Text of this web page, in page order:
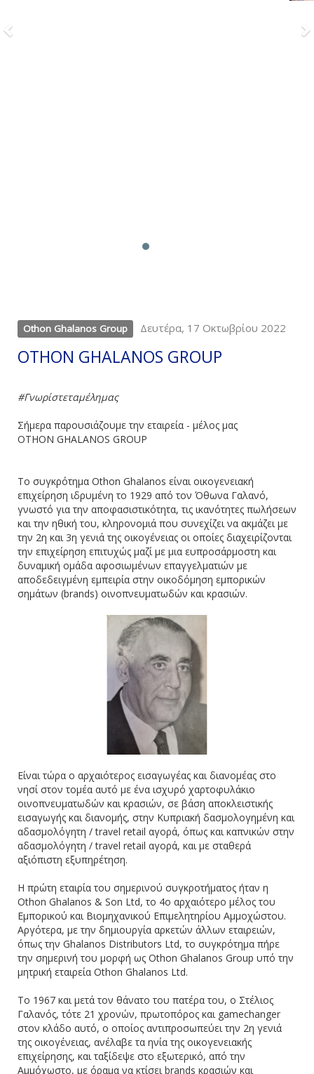
Othon Ghalanos Group Δευτέρα, 17 Οκτωβρίου 2022
OTHON GHALANOS GROUP
#Γνωρίστεταμέλημας
Σήμερα παρουσιάζουμε την εταιρεία - μέλος μας
OTHON GHALANOS GROUP
Το συγκρότημα Othon Ghalanos είναι οικογενειακή
επιχείρηση ιδρυμένη το 1929 από τον Όθωνα Γαλανό,
γνωστό για την αποφασιστικότητα, τις ικανότητες πωλήσεων
και την ηθική του, κληρονομιά που συνεχίζει να ακμάζει με
την 2η και 3η γενιά της οικογένειας οι οποίες διαχειρίζονται
την επιχείρηση επιτυχώς μαζί με μια ευπροσάρμοστη και
δυναμική ομάδα αφοσιωμένων επαγγελματιών με
αποδεδειγμένη εμπειρία στην οικοδόμηση εμπορικών
σημάτων (brands) οινοπνευματωδών και κρασιών.
Είναι τώρα ο αρχαιότερος εισαγωγέας και διανομέας στο
νησί στον τομέα αυτό με ένα ισχυρό χαρτοφυλάκιο
οινοπνευματωδών και κρασιών, σε βάση αποκλειστικής
εισαγωγής και διανομής, στην Κυπριακή δασμολογημένη και
αδασμολόγητη / travel retail αγορά, όπως και καπνικών στην
αδασμολόγητη / travel retail αγορά, και με σταθερά
αξιόπιστη εξυπηρέτηση.
Η πρώτη εταιρία του σημερινού συγκροτήματος ήταν η
Othon Ghalanos & Son Ltd, το 4ο αρχαιότερο μέλος του
Εμπορικού και Βιομηχανικού Επιμελητηρίου Αμμοχώστου.
Αργότερα, με την δημιουργία αρκετών άλλων εταιρειών,
όπως την Ghalanos Distributors Ltd, το συγκρότημα πήρε
την σημερινή του μορφή ως Othon Ghalanos Group υπό την
μητρική εταιρεία Othon Ghalanos Ltd.
Το 1967 και μετά τον θάνατο του πατέρα του, ο Στέλιος
Γαλανός, τότε 21 χρονών, πρωτοπόρος και gamechanger
στον κλάδο αυτό, ο οποίος αντιπροσωπεύει την 2η γενιά
της οικογένειας, ανέλαβε τα ηνία της οικογενειακής
επιχείρησης, και ταξίδεψε στο εξωτερικό, από την
Αμμόχωστο, με όραμα να κτίσει brands κρασιών και